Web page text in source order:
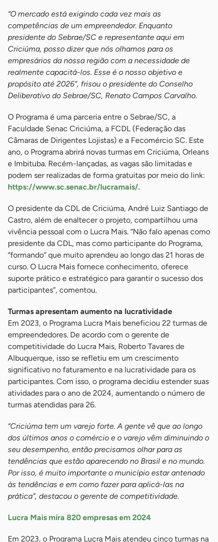
“O mercado está exigindo cada vez mais as
competências de um empreendedor. Enquanto
presidente do Sebrae/SC e representante aqui em
Criciúma, posso dizer que nós olhamos para os
empresários da nossa região com a necessidade de
realmente capacitá-los. Esse é o nosso objetivo e
propósito até 2026”, frisou o presidente do Conselho
Deliberativo do Sebrae/SC, Renato Campos Carvalho.
O Programa é uma parceria entre o Sebrae/SC, a
Faculdade Senac Criciúma, a FCDL (Federação das
Câmaras de Dirigentes Lojistas) e a Fecomércio SC. Este
ano, o Programa abrirá novas turmas em Criciúma, Orleans
e Imbituba. Recém-lançadas, as vagas são limitadas e
podem ser realizadas de forma gratuitas por meio do link:
https://www.sc.senac.br/lucramais/.
O presidente da CDL de Criciúma, André Luiz Santiago de
Castro, além de enaltecer o projeto, compartilhou uma
vivência pessoal com o Lucra Mais. “Não falo apenas como
presidente da CDL, mas como participante do Programa,
“formando” que muito aprendeu ao longo das 21 horas de
curso. O Lucra Mais fornece conhecimento, oferece
suporte prático e estratégico para garantir o sucesso dos
participantes”, comentou.
Turmas apresentam aumento na lucratividade
Em 2023, o Programa Lucra Mais beneficiou 22 turmas de
empreendedores. De acordo com o gerente de
competitividade do Lucra Mais, Roberto Tavares de
Albuquerque, isso se refletiu em um crescimento
significativo no faturamento e na lucratividade para os
participantes. Com isso, o programa decidiu estender suas
atividades para o ano de 2024, aumentando o número de
turmas atendidas para 26.
“Criciúma tem um varejo forte. A gente vê que ao longo
dos últimos anos o comércio e o varejo vêm diminuindo o
seu desempenho, então precisamos olhar para as
tendências que estão aparecendo no Brasil e no mundo.
Por isso, é muito importante o município estar antenado
às tendências e em como fazer para aplicá-las na
prática”, destacou o gerente de competitividade.
Lucra Mais mira 820 empresas em 2024
Em 2023, o Programa Lucra Mais atendeu cinco turmas na